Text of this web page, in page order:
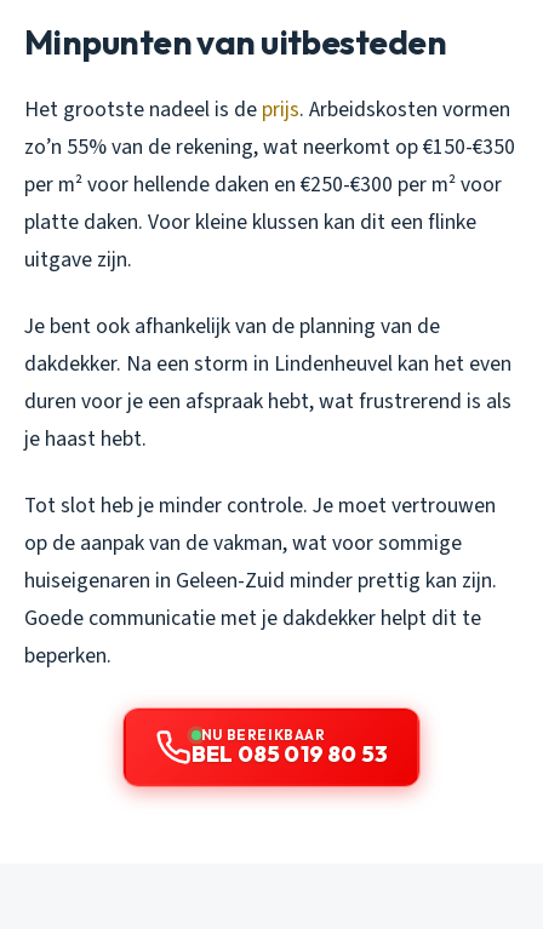
Minpunten van uitbesteden
Het grootste nadeel is de prijs. Arbeidskosten vormen
zo’n 55% van de rekening, wat neerkomt op €150-€350
per m² voor hellende daken en €250-€300 per m² voor
platte daken. Voor kleine klussen kan dit een flinke
uitgave zijn.
Je bent ook afhankelijk van de planning van de
dakdekker. Na een storm in Lindenheuvel kan het even
duren voor je een afspraak hebt, wat frustrerend is als
je haast hebt.
Tot slot heb je minder controle. Je moet vertrouwen
op de aanpak van de vakman, wat voor sommige
huiseigenaren in Geleen-Zuid minder prettig kan zijn.
Goede communicatie met je dakdekker helpt dit te
beperken.
NU BEREIKBAAR
BEL 085 019 80 53